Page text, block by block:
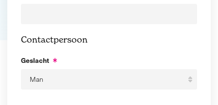
Contactpersoon
Geslacht